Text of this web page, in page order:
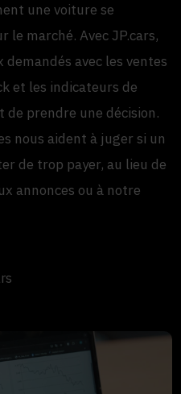
une voiture se
marché. Avec JP.cars,
avec les ventes
et les indicateurs de
de prendre une décision.
nous aident à juger si un
de trop payer, au lieu de
annonces ou à notre